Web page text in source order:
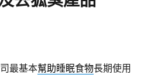
最基本幫助睡眠食物長期使用